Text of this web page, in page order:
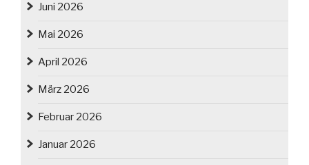
Juni 2026
Mai 2026
April 2026
März 2026
Februar 2026
Januar 2026